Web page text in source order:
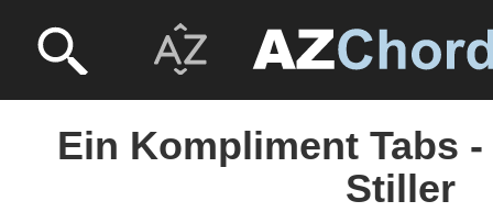
Ein Kompliment Tabs
Stiller